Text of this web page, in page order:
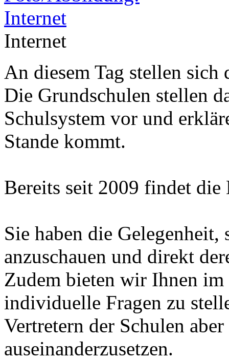
Internet
An diesem Tag stellen
Die Grundschulen stellen
Schulsystem vor und
Stande kommt.
Bereits seit 2009 findet die
Sie haben die
anzuschauen und direkt
Zudem bieten wir Ihnen
individuelle Fragen zu
Vertretern der Schulen
auseinanderzusetzen.